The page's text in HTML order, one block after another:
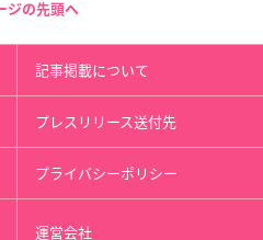
ジの先頭へ
記事掲載について
プレスリリース送付先
プライバシーポリシー
運営会社